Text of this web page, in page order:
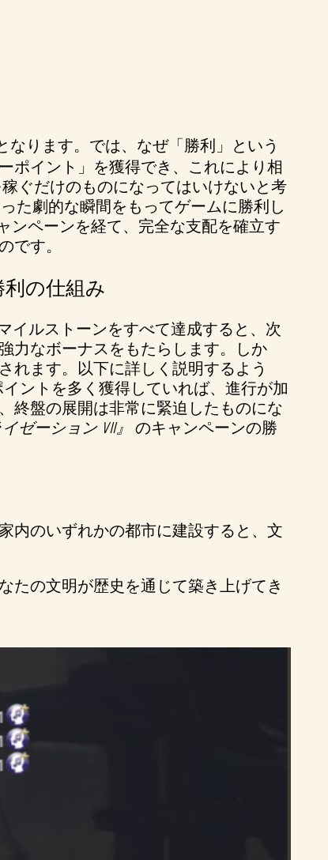
なります。では、なぜ「勝利」という
ポイント」を獲得でき、これにより相
ぐだけのものになってはいけないと考
た劇的な瞬間をもってゲームに勝利し
ンペーンを経て、完全な支配を確立す
です。
の仕組み
イルストーンをすべて達成すると、次
力なボーナスをもたらします。しか
れます。以下に詳しく説明するよう
ントを多く獲得していれば、進行が加
終盤の展開は非常に緊迫したものにな
ゼーション VII』 のキャンペーンの勝
内のいずれかの都市に建設すると、文
たの文明が歴史を通じて築き上げてき